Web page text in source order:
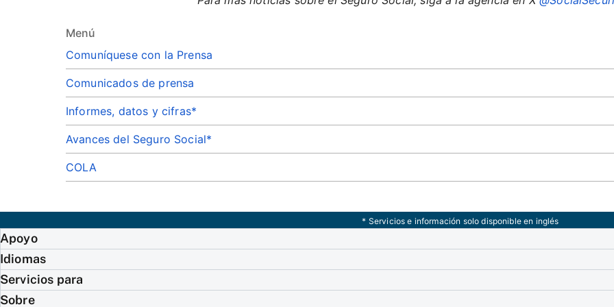
Menú
Comuníquese con la Prensa
Comunicados de prensa
Informes, datos y cifras*
Avances del Seguro Social*
COLA
* Servicios e información solo disponible en inglés
Apoyo
Idiomas
Servicios para
Sobre